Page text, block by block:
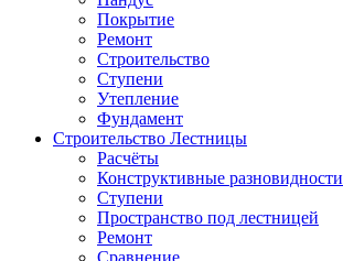
Покрытие
Ремонт
Строительство
Ступени
Утепление
Фундамент
Строительство Лестницы
Расчёты
Конструктивные разновидности
Ступени
Пространство под лестницей
Ремонт
Сравнение